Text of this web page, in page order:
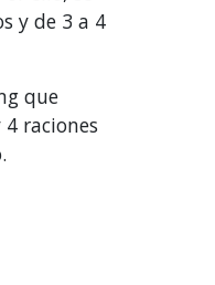
y de 3 a 4
que
raciones